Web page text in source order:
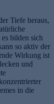
Tiefe heraus,
bilden sich
so aktiv der
Wirkung ist
und
in die